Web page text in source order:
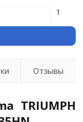
1
Отзывы
TRIUMPH